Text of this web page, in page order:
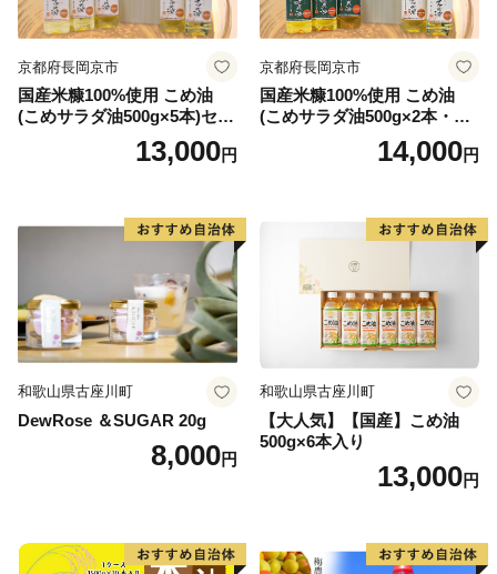
京都府長岡京市
国産米糠100%使用 こめ油
(こめサラダ油500g×5本)セッ
13,000円
京都府長岡京市
国産米糠100%使用 こめ油
(こめサラダ油500g×2本・こ
め胚芽油500g×3本)セット [1
14,000円
和歌山県古座川町
DewRose ＆SUGAR 20g
8,000円
和歌山県古座川町
【大人気】【国産】こめ油
500g×6本入り
13,000円